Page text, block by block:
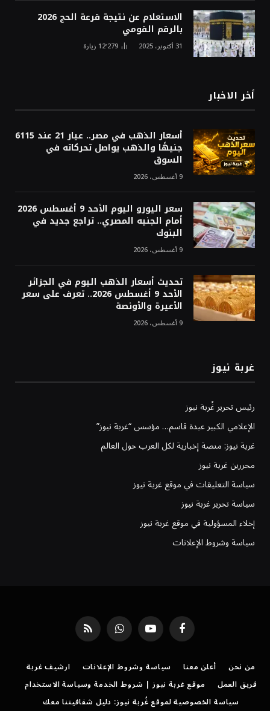
الاستعلام عن نتيجة قرعة الحج 2026
بالرقم القومي
31 أكتوبر، 2025 12٬279 زيارة
أخر الاخبار
أسعار الذهب في مصر.. عيار 21 عند 6115
جنيهًا والذهب يواصل تحركاته في
السوق
9 أغسطس، 2026
سعر اليورو اليوم الأحد 9 أغسطس 2026
أمام الجنيه المصري.. تراجع جديد في
البنوك
9 أغسطس، 2026
تحديث أسعار الذهب اليوم في الجزائر
الأحد 9 أغسطس 2026.. تعرف على سعر
الأعيرة والأونصة
9 أغسطس، 2026
غربة نيوز
رئيس تحرير غُربة نيوز
الإعلامي الكبير عبدة قاسم… مؤسس “غربة نيوز”
غربة نيوز: منصة إخبارية لكل العرب حول العالم
محررين غربة نيوز
سياسة التعليقات في موقع غربة نيوز
سياسة تحرير غربة نيوز
إخلاء المسؤولية في موقع غربة نيوز
سياسة وشروط الإعلانات
فيسبوك يوتيوب واتساب RSS
من نحن أعلن معنا سياسة وشروط الإعلانات
ارشيف غربة
فريق العمل
موقع غربة نيوز | شروط الخدمة وسياسة الاستخدام
سياسة الخصوصية لموقع غُربة نيوز: دليل شفافيتنا معك